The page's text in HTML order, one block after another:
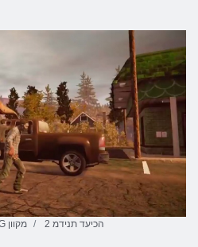
משחקי MMORPG מקוון 2 הכיעד תנידמ